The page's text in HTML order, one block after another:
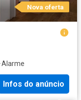
Nova oferta
·Alarme
Infos do anúncio